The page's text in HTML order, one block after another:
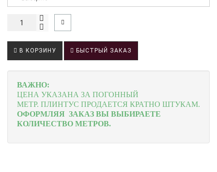
В КОРЗИНУ БЫСТРЫЙ ЗАКАЗ
ВАЖНО:
ЦЕНА УКАЗАНА ЗА ПОГОННЫЙ
МЕТР. ПЛИНТУС ПРОДАЕТСЯ КРАТНО ШТУКАМ.
ОФОРМЛЯЯ ЗАКАЗ ВЫ ВЫБИРАЕТЕ
КОЛИЧЕСТВО МЕТРОВ.